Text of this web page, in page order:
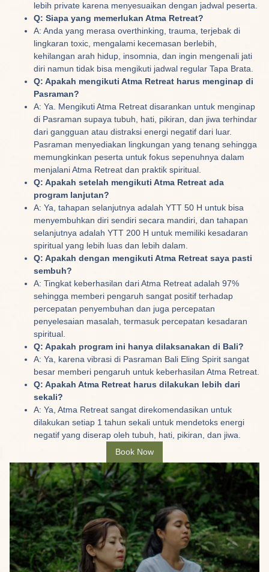
lebih private karena menyesuaikan dengan jadwal peserta.
Q: Siapa yang memerlukan Atma Retreat?
A: Anda yang merasa overthinking, trauma, terjebak di
lingkaran toxic, mengalami kecemasan berlebih,
kehilangan arah hidup, insomnia, dan ingin mengenali jati
diri namun tidak bisa mengikuti jadwal regular Tapa Brata.
Q: Apakah mengikuti Atma Retreat harus menginap di
Pasraman?
A: Ya. Mengikuti Atma Retreat disarankan untuk menginap
di Pasraman supaya tubuh, hati, pikiran, dan jiwa terhindar
dari gangguan atau distraksi energi negatif dari luar.
Pasraman menyediakan lingkungan yang tenang sehingga
memungkinkan peserta untuk fokus sepenuhnya dalam
menjalani Atma Retreat dan praktik spiritual.
Q: Apakah setelah mengikuti Atma Retreat ada
program lanjutan?
A: Ya, tahapan selanjutnya adalah YTT 50 H untuk bisa
menyembuhkan diri sendiri secara mandiri, dan tahapan
selanjutnya adalah YTT 200 H untuk memiliki kesadaran
spiritual yang lebih luas dan lebih dalam.
Q: Apakah dengan mengikuti Atma Retreat saya pasti
sembuh?
A: Tingkat keberhasilan dari Atma Retreat adalah 97%
sehingga memberi pengaruh sangat positif terhadap
percepatan penyembuhan dan juga percepatan
penyelesaian masalah, termasuk percepatan kesadaran
spiritual.
Q: Apakah program ini hanya dilaksanakan di Bali?
A: Ya, karena vibrasi di Pasraman Bali Eling Spirit sangat
besar memberi pengaruh untuk keberhasilan Atma Retreat.
Q: Apakah Atma Retreat harus dilakukan lebih dari
sekali?
A: Ya, Atma Retreat sangat direkomendasikan untuk
dilakukan setiap 1 tahun sekali untuk mendetoks energi
negatif yang diserap oleh tubuh, hati, pikiran, dan jiwa.
Book Now